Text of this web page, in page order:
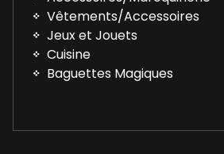
Vêtements/Accessoires
Jeux et Jouets
Cuisine
Baguettes Magiques